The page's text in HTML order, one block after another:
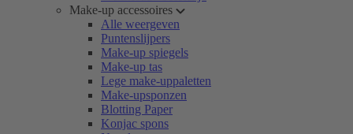
Make-up accessoires
Alle weergeven
Puntenslijpers
Make-up spiegels
Make-up tas
Lege make-uppaletten
Make-upsponzen
Blotting Paper
Konjac spons